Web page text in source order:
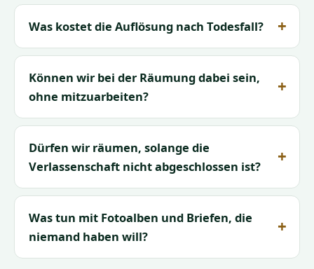
Was kostet die Auflösung nach Todesfall?
Können wir bei der Räumung dabei sein,
ohne mitzuarbeiten?
Dürfen wir räumen, solange die
Verlassenschaft nicht abgeschlossen ist?
Was tun mit Fotoalben und Briefen, die
niemand haben will?